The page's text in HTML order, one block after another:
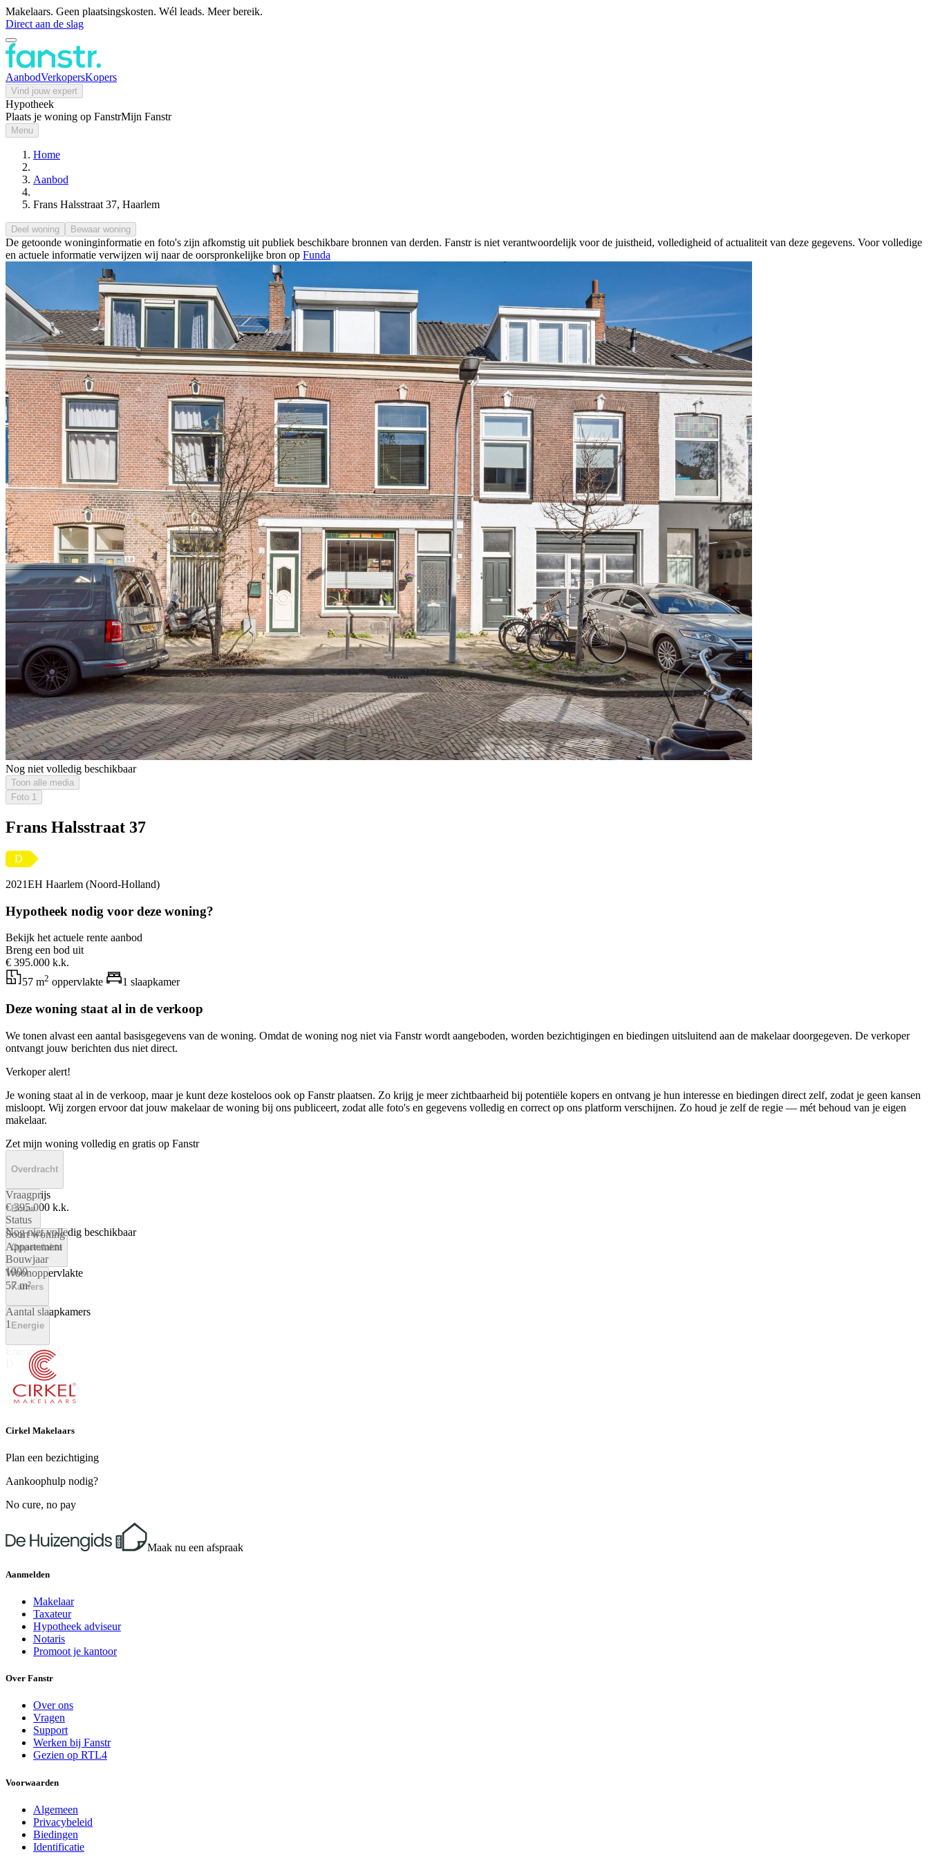
Makelaars. Geen plaatsingskosten. Wél leads. Meer bereik.
Direct aan de slag
AanbodVerkopersKopers
Vind jouw expert
Hypotheek
Plaats je woning op FanstrMijn Fanstr
Menu
Home
Aanbod
Frans Halsstraat 37, Haarlem
Deel woning Bewaar woning
De getoonde woninginformatie en foto's zijn afkomstig uit publiek beschikbare bronnen van derden. Fanstr is niet verantwoordelijk voor de juistheid, volledigheid of actualiteit van deze gegevens. Voor volledige
en actuele informatie verwijzen wij naar de oorspronkelijke bron op Funda
Nog niet volledig beschikbaar
Toon alle media
Foto 1
Frans Halsstraat 37
D
2021EH Haarlem (Noord-Holland)
Hypotheek nodig voor deze woning?
Bekijk het actuele rente aanbod
Breng een bod uit
€ 395.000 k.k.
57 m2 oppervlakte 1 slaapkamer
Deze woning staat al in de verkoop
We tonen alvast een aantal basisgegevens van de woning. Omdat de woning nog niet via Fanstr wordt aangeboden, worden bezichtigingen en biedingen uitsluitend aan de makelaar doorgegeven. De verkoper
ontvangt jouw berichten dus niet direct.
Verkoper alert!
Je woning staat al in de verkoop, maar je kunt deze kosteloos ook op Fanstr plaatsen. Zo krijg je meer zichtbaarheid bij potentiële kopers en ontvang je hun interesse en biedingen direct zelf, zodat je geen kansen
misloopt. Wij zorgen ervoor dat jouw makelaar de woning bij ons publiceert, zodat alle foto's en gegevens volledig en correct op ons platform verschijnen. Zo houd je zelf de regie — mét behoud van je eigen
makelaar.
Zet mijn woning volledig en gratis op Fanstr
Overdracht
Vraagprijs
€ 395.000 k.k.
Status
Nog niet volledig beschikbaar
Bouw
Soort woning
Appartement
Bouwjaar
1900
Oppervlakte
Woonoppervlakte
57 m²
Kamers
Aantal slaapkamers
1 Energie
Energielabel
Cirkel Makelaars
Plan een bezichtiging
Aankoophulp nodig?
No cure, no pay
Maak nu een afspraak
Aanmelden
Makelaar
Taxateur
Hypotheek adviseur
Notaris
Promoot je kantoor
Over Fanstr
Over ons
Vragen
Support
Werken bij Fanstr
Gezien op RTL4
Voorwaarden
Algemeen
Privacybeleid
Biedingen
Identificatie